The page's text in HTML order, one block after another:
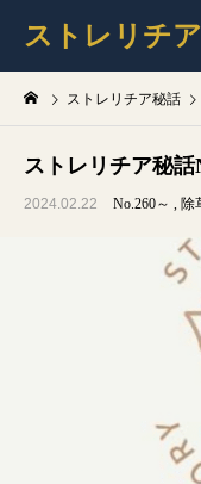
ストレリチ
ストレリチア秘話
ストレリチア秘
2024.02.22 No.260～ 除